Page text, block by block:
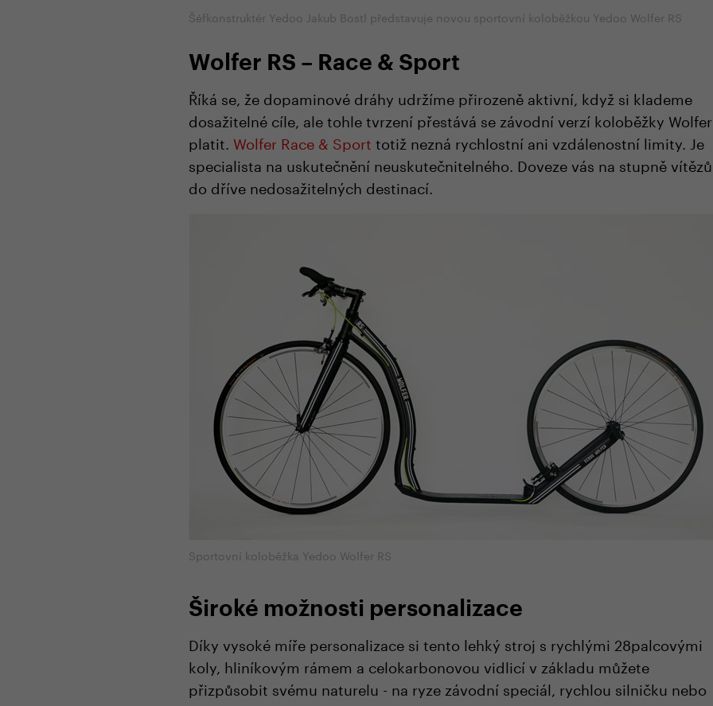
Šéfkonstruktér Yedoo Jakub Bostl představuje novou sportovní koloběžkou Yedoo Wolfer RS
Wolfer RS – Race & Sport
Říká se, že dopaminové dráhy udržíme přirozeně aktivní, když si klademe
dosažitelné cíle, ale tohle tvrzení přestává se závodní verzí koloběžky Wolfer
platit. Wolfer Race & Sport totiž nezná rychlostní ani vzdálenostní limity. Je
specialista na uskutečnění neuskutečnitelného. Doveze vás na stupně
do dříve nedosažitelných destinací.
Sportovní koloběžka Yedoo Wolfer RS
Široké možnosti personalizace
Díky vysoké míře personalizace si tento lehký stroj s rychlými 28palcovými
koly, hliníkovým rámem a celokarbonovou vidlicí v základu můžete
přizpůsobit svému naturelu - na ryze závodní speciál, rychlou silničku nebo